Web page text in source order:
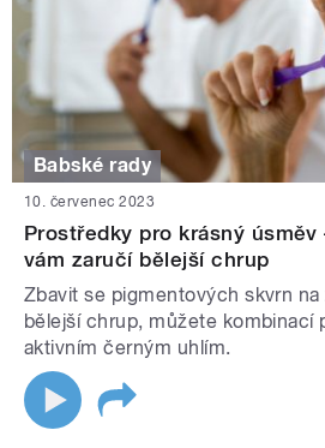
Babské rady
10. červenec 2023
Prostředky pro krásný
vám zaručí bělejší chrup
Zbavit se pigmentových skvrn
bělejší chrup, můžete kombinací
aktivním černým uhlím.